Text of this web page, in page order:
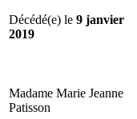
Décédé(e) le 9 janvier
2019
Madame Marie Jeanne
Patisson